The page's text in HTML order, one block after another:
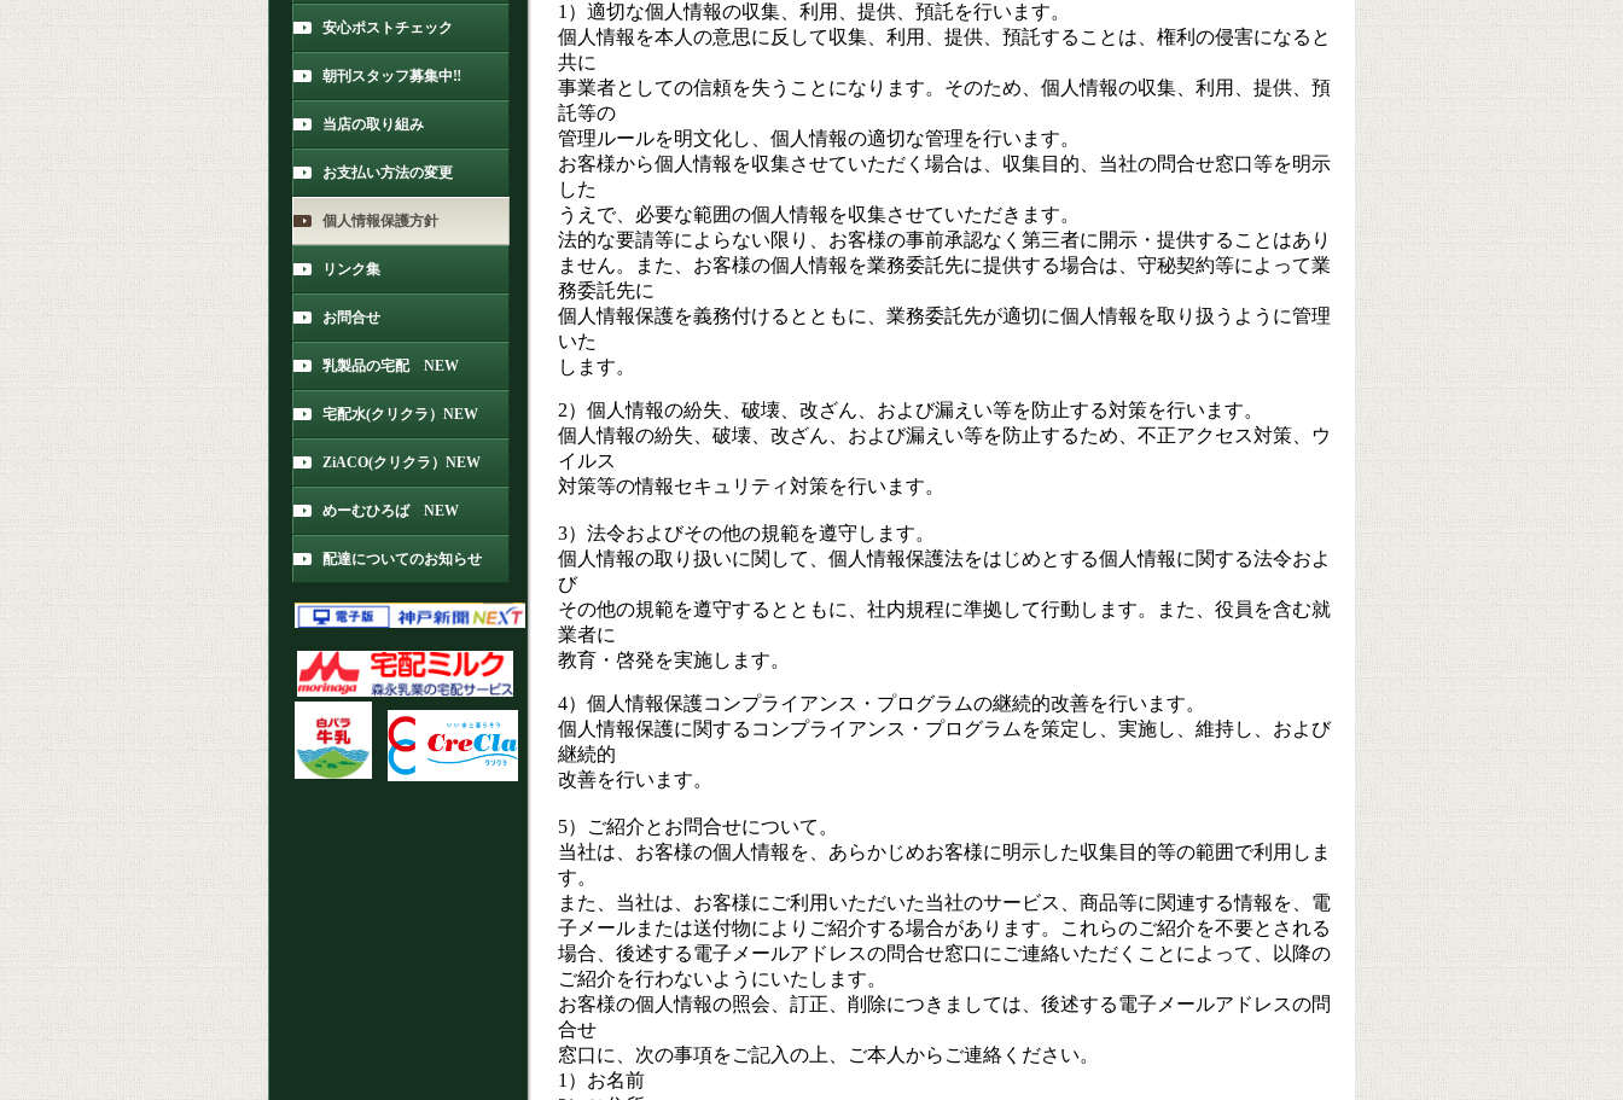
安心ポストチェック
朝刊スタッフ募集中‼
当店の取り組み
お支払い方法の変更
個人情報保護方針
リンク集
お問合せ
乳製品の宅配 NEW
宅配水(クリクラ）NEW
ZiACO(クリクラ）NEW
めーむひろば NEW
配達についてのお知らせ
1）適切な個人情報の収集、利用、提供、預託を行います。
個人情報を本人の意思に反して収集、利用、提供、預託することは、権利の侵害になると
共に
事業者としての信頼を失うことになります。そのため、個人情報の収集、利用、提供、預
託等の
管理ルールを明文化し、個人情報の適切な管理を行います。
お客様から個人情報を収集させていただく場合は、収集目的、当社の問合せ窓口等を明示
した
うえで、必要な範囲の個人情報を収集させていただきます。
法的な要請等によらない限り、お客様の事前承認なく第三者に開示・提供することはあり
ません。また、お客様の個人情報を業務委託先に提供する場合は、守秘契約等によって業
務委託先に
個人情報保護を義務付けるとともに、業務委託先が適切に個人情報を取り扱うように管理
いた
します。
2）個人情報の紛失、破壊、改ざん、および漏えい等を防止する対策を行います。
個人情報の紛失、破壊、改ざん、および漏えい等を防止するため、不正アクセス対策、ウ
イルス
対策等の情報セキュリティ対策を行います。
3）法令およびその他の規範を遵守します。
個人情報の取り扱いに関して、個人情報保護法をはじめとする個人情報に関する法令およ
び
その他の規範を遵守するとともに、社内規程に準拠して行動します。また、役員を含む就
業者に
教育・啓発を実施します。
4）個人情報保護コンプライアンス・プログラムの継続的改善を行います。
個人情報保護に関するコンプライアンス・プログラムを策定し、実施し、維持し、および
継続的
改善を行います。
5）ご紹介とお問合せについて。
当社は、お客様の個人情報を、あらかじめお客様に明示した収集目的等の範囲で利用しま
す。
また、当社は、お客様にご利用いただいた当社のサービス、商品等に関連する情報を、電
子メールまたは送付物によりご紹介する場合があります。これらのご紹介を不要とされる
場合、後述する電子メールアドレスの問合せ窓口にご連絡いただくことによって、以降の
ご紹介を行わないようにいたします。
お客様の個人情報の照会、訂正、削除につきましては、後述する電子メールアドレスの問
合せ
窓口に、次の事項をご記入の上、ご本人からご連絡ください。
1）お名前